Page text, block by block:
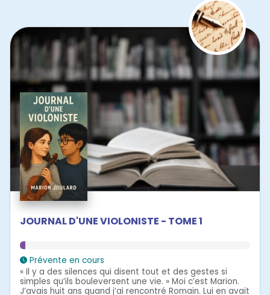
JOURNAL D'UNE VIOLONISTE - TOME 1
Prévente en cours
« Il y a des silences qui disent tout et des gestes si
simples qu’ils bouleversent une vie. » Moi c’est Marion.
J’avais huit ans quand j’ai rencontré Romain. Lui en avait